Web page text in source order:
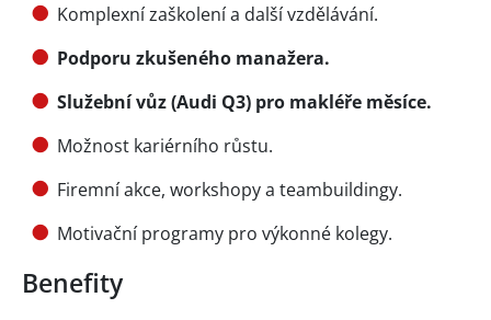
Komplexní zaškolení a další vzdělávání.
Podporu zkušeného manažera.
Služební vůz (Audi Q3) pro makléře měsíce.
Možnost kariérního růstu.
Firemní akce, workshopy a teambuildingy.
Motivační programy pro výkonné kolegy.
Benefity